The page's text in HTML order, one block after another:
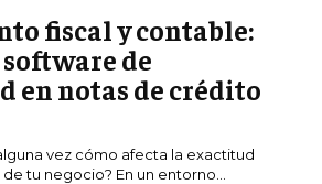
fiscal y contable:
de
en notas de crédito
vez cómo afecta la exactitud
tu negocio? En un entorno...